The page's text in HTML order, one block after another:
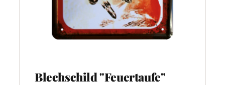
Blechschild "Feuertaufe"